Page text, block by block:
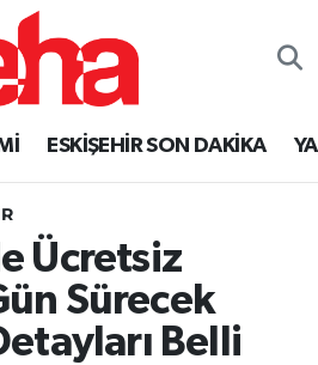
ESKİŞEHİR SON DAKİKA
Ücretsiz
Sürecek
Belli